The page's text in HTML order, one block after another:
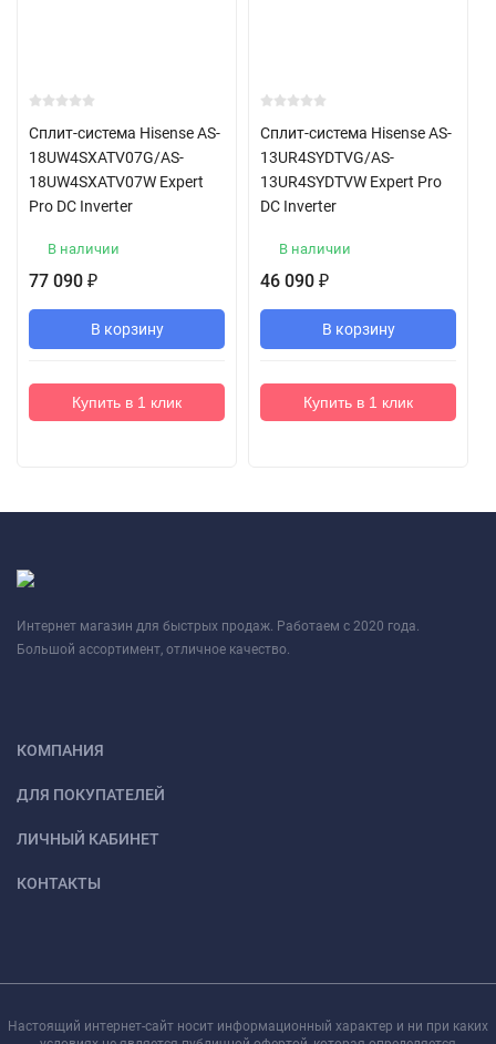
Сплит-система Hisense AS-
18UW4SXATV07G/AS-
18UW4SXATV07W Expert
Pro DC Inverter
В наличии
77 090 ₽
В корзину
Купить в 1 клик
Сплит-система Hisense AS-
13UR4SYDTVG/AS-
13UR4SYDTVW Expert Pro
DC Inverter
В наличии
46 090 ₽
В корзину
Купить в 1 клик
Интернет магазин для быстрых продаж. Работаем с 2020 года.
Большой ассортимент, отличное качество.
КОМПАНИЯ
ДЛЯ ПОКУПАТЕЛЕЙ
ЛИЧНЫЙ КАБИНЕТ
КОНТАКТЫ
Настоящий интернет-сайт носит информационный характер и ни при каких